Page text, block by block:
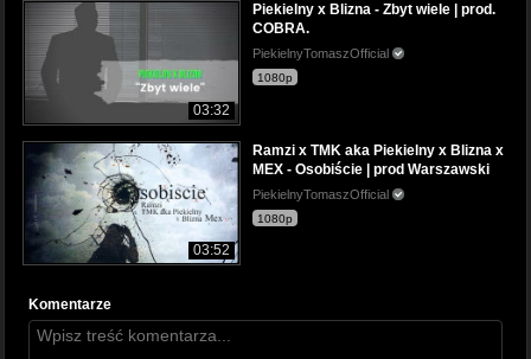
03:32
Piekielny x Blizna - Zbyt wiele | prod.
COBRA.
PiekielnyTomaszOfficial
1080p
03:52
Ramzi x TMK aka Piekielny x Blizna x
MEX - Osobiście | prod Warszawski
PiekielnyTomaszOfficial
1080p
Komentarze